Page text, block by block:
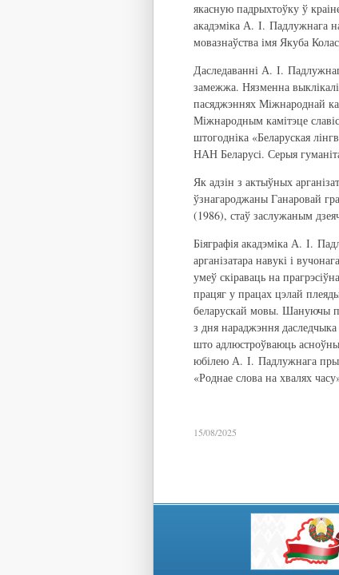
якасную падрыхтоўку ў
акадэміка А. І. Падлужнага
мовазнаўства імя Якуба
Даследаванні А. І.
замежжа. Нязменна
пасяджэннях Міжнароднай
Міжнародным камітэце
штогодніка «Беларуская
НАН Беларусі. Серыя
Як адзін з актыўных
ўзнагароджаны Ганаровай
(1986), стаў заслужаным
Біяграфія акадэміка А. І.
арганізатара навукі і
умеў скіраваць на
працяг у працах цэлай
беларускай мовы. Шануючы
з дня нараджэння
што адлюстроўваюць
юбілею А. І. Падлужнага
«Роднае слова на хвалях
15/08/2025